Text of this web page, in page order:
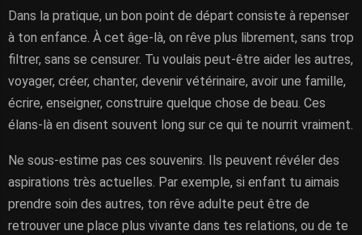
Dans la pratique, un bon point de départ consiste à repenser
à ton enfance. À cet âge-là, on rêve plus librement, sans trop
filtrer, sans se censurer. Tu voulais peut-être aider les autres,
voyager, créer, chanter, devenir vétérinaire, avoir une famille,
écrire, enseigner, construire quelque chose de beau. Ces
élans-là en disent souvent long sur ce qui te nourrit vraiment.
Ne sous-estime pas ces souvenirs. Ils peuvent révéler des
aspirations très actuelles. Par exemple, si enfant tu aimais
prendre soin des autres, ton rêve adulte peut être de
retrouver une place plus vivante dans tes relations, ou de te